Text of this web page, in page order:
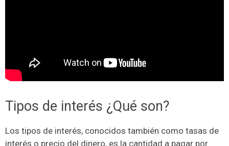
Tipos de interés ¿Qué son?
Los tipos de interés, conocidos también como tasas de
interés o precio del dinero, es la cantidad a pagar por